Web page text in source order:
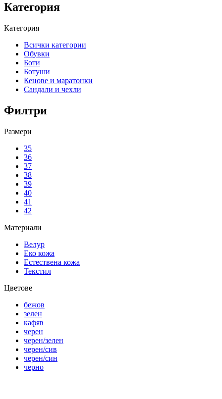
Категория
Категория
Всички категории
Обувки
Боти
Ботуши
Кецове и маратонки
Сандали и чехли
Филтри
Размери
35
36
37
38
39
40
41
42
Материали
Велур
Еко кожа
Естествена кожа
Текстил
Цветове
бежов
зелен
кафяв
черен
черен/зелен
черен/сив
черен/син
черно